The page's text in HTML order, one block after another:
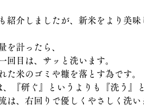
GIFT おいしい玄米
米からのご提案レシピ
紹介しましたが、新米をより美
を計ったら、
回目は、サッと洗います。
た米のゴミや糠を落とす為です。
、『研ぐ』というよりも『洗う』
は、右回りで優しくやさしく洗い